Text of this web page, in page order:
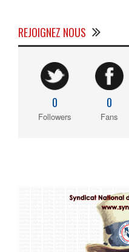
REJOIGNEZ NOUS
0
Followers
0
Fans